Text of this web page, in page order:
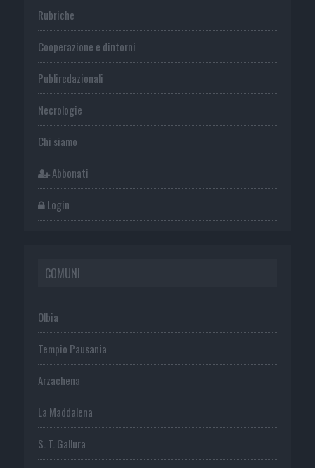
Rubriche
Cooperazione e dintorni
Publiredazionali
Necrologie
Chi siamo
Abbonati
Login
COMUNI
Olbia
Tempio Pausania
Arzachena
La Maddalena
S. T. Gallura